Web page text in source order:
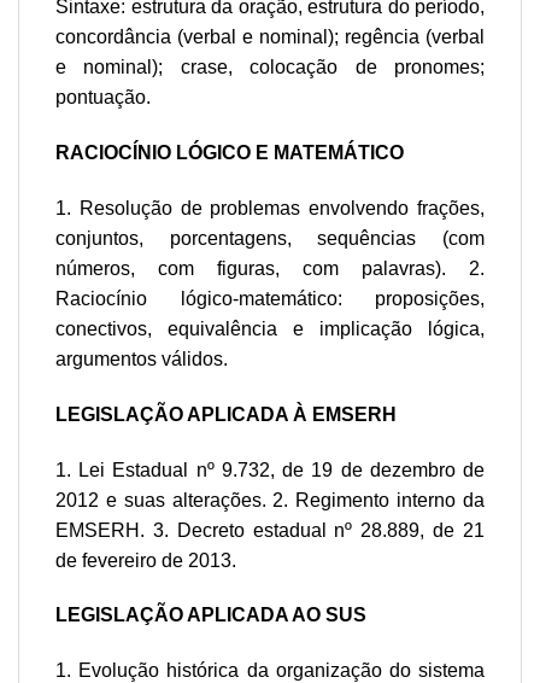
Sintaxe: estrutura da oração, estrutura do período,
concordância (verbal e nominal); regência (verbal
e nominal); crase, colocação de pronomes;
pontuação.
RACIOCÍNIO LÓGICO E MATEMÁTICO
1. Resolução de problemas envolvendo frações,
conjuntos, porcentagens, sequências (com
números, com figuras, com palavras). 2.
Raciocínio lógico-matemático: proposições,
conectivos, equivalência e implicação lógica,
argumentos válidos.
LEGISLAÇÃO APLICADA À EMSERH
1. Lei Estadual nº 9.732, de 19 de dezembro de
2012 e suas alterações. 2. Regimento interno da
EMSERH. 3. Decreto estadual nº 28.889, de 21
de fevereiro de 2013.
LEGISLAÇÃO APLICADA AO SUS
1. Evolução histórica da organização do sistema